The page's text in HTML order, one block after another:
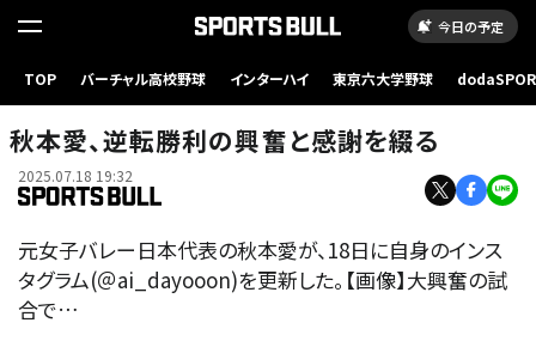
今日の予定
TOP バーチャル高校野球 インターハイ 東京六大学野球
秋本愛、逆転勝利の興奮と感謝を綴る
2025.07.18 19:32
元女子バレー日本代表の秋本愛が、18日に自身のインス
タグラム(＠ai_dayooon)を更新した。【画像】大興奮の試
合で…